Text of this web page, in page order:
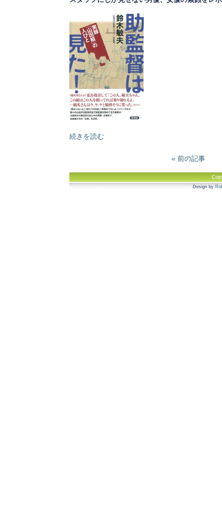
続きを読む
« 前の記事
Design by